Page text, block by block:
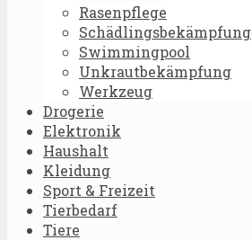
Rasenpflege
Schädlingsbekämpfung
Swimmingpool
Unkrautbekämpfung
Werkzeug
Drogerie
Elektronik
Haushalt
Kleidung
Sport & Freizeit
Tierbedarf
Tiere